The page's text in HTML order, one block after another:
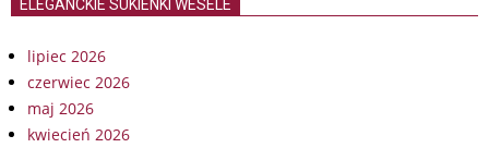
ELEGANCKIE SUKIENKI WESELE
lipiec 2026
czerwiec 2026
maj 2026
kwiecień 2026